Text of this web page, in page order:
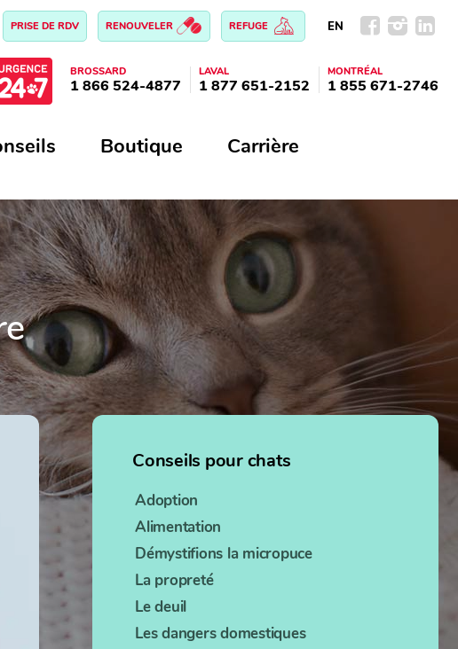
PRISE DE RDV RENOUVELER REFUGE EN
BROSSARD
1 866 524-4877
LAVAL
1 877 651-2152
MONTRÉAL
1 855 671-2746
Boutique Carrière
Conseils pour chats
Adoption
Alimentation
Démystifions la micropuce
La propreté
Le deuil
Les dangers domestiques